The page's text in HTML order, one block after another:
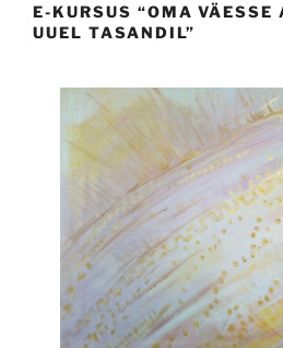
E-KURSUS “OMA VÄESSE
UUEL TASANDIL”